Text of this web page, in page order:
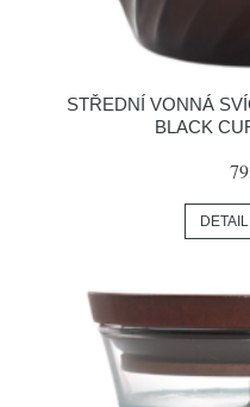
STŘEDNÍ VONNÁ
BLACK